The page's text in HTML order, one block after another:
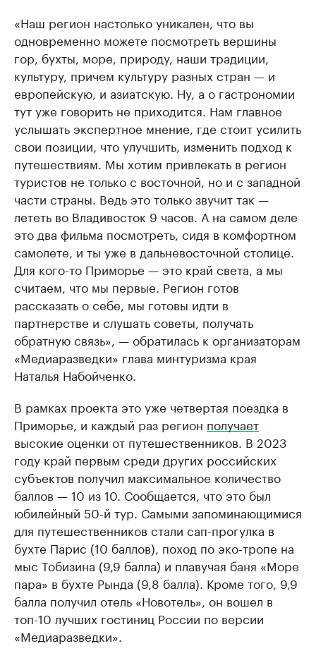
«Наш регион настолько уникален, что вы
одновременно можете посмотреть вершины
гор, бухты, море, природу, наши традиции,
культуру, причем культуру разных стран — и
европейскую, и азиатскую. Ну, а о гастрономии
тут уже говорить не приходится. Нам главное
услышать экспертное мнение, где стоит усилить
свои позиции, что улучшить, изменить подход к
путешествиям. Мы хотим привлекать в регион
туристов не только с восточной, но и с западной
части страны. Ведь это только звучит так —
лететь во Владивосток 9 часов. А на самом деле
это два фильма посмотреть, сидя в комфортном
самолете, и ты уже в дальневосточной столице.
Для кого-то Приморье — это край света, а мы
считаем, что мы первые. Регион готов
рассказать о себе, мы готовы идти в
партнерстве и слушать советы, получать
обратную связь», — обратилась к организаторам
«Медиаразведки» глава минтуризма края
Наталья Набойченко.
В рамках проекта это уже четвертая поездка в
Приморье, и каждый раз регион получает
высокие оценки от путешественников. В 2023
году край первым среди других российских
субъектов получил максимальное количество
баллов — 10 из 10. Сообщается, что это был
юбилейный 50-й тур. Самыми запоминающимися
для путешественников стали сап-прогулка в
бухте Парис (10 баллов), поход по эко-тропе на
мыс Тобизина (9,9 балла) и плавучая баня «Море
пара» в бухте Рында (9,8 балла). Кроме того, 9,9
балла получил отель «Новотель», он вошел в
топ-10 лучших гостиниц России по версии
«Медиаразведки».